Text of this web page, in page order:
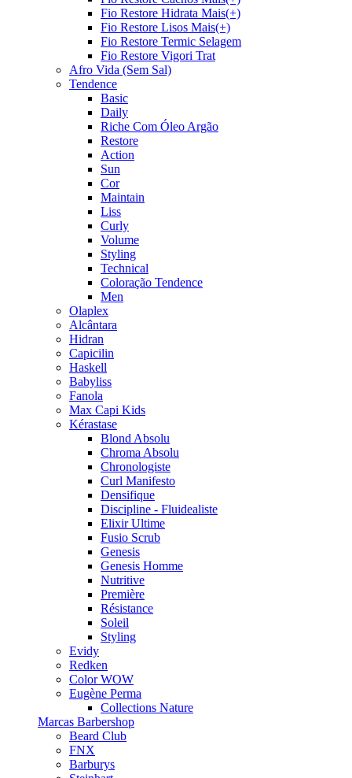
Fio Restore Hidrata Mais(+)
Fio Restore Lisos Mais(+)
Fio Restore Termic Selagem
Fio Restore Vigori Trat
Afro Vida (Sem Sal)
Tendence
Basic
Daily
Riche Com Óleo Argão
Restore
Action
Sun
Cor
Maintain
Liss
Curly
Volume
Styling
Technical
Coloração Tendence
Men
Olaplex
Alcântara
Hidran
Capicilin
Haskell
Babyliss
Fanola
Max Capi Kids
Kérastase
Blond Absolu
Chroma Absolu
Chronologiste
Curl Manifesto
Densifique
Discipline - Fluidealiste
Elixir Ultime
Fusio Scrub
Genesis
Genesis Homme
Nutritive
Première
Résistance
Soleil
Styling
Evidy
Redken
Color WOW
Eugène Perma
Collections Nature
Marcas Barbershop
Beard Club
FNX
Barburys